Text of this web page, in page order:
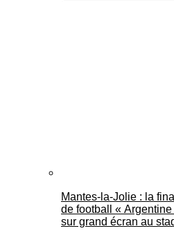
Mantes-la-Jolie : la
de football «
sur grand écran au